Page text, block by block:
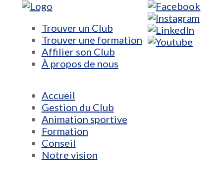
Trouver un Club
Trouver une formation
Affilier son Club
À propos de nous
Accueil
Gestion du Club
Animation sportive
Formation
Conseil
Notre vision